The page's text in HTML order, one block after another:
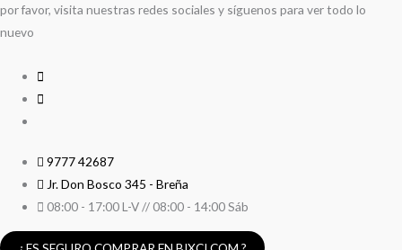
por favor, visita nuestras redes sociales y síguenos para ver todo lo
nuevo
9777 42687
Jr. Don Bosco 345 - Breña
08:00 - 17:00 L-V // 08:00 - 14:00 Sáb